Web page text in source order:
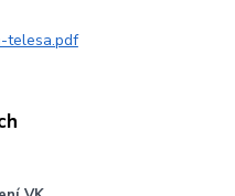
telesa.pdf